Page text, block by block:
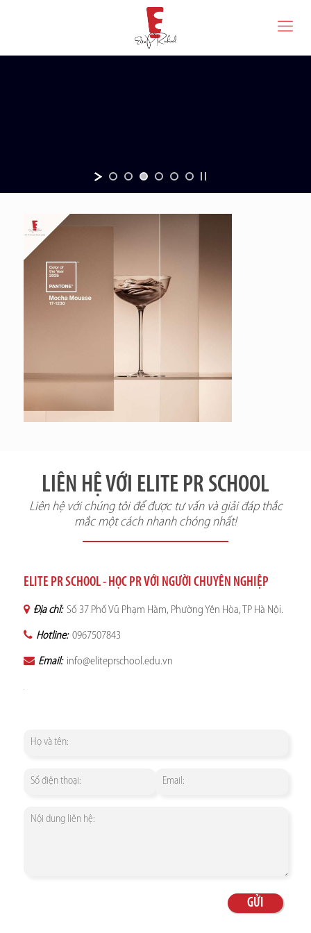
LIÊN HỆ VỚI ELITE PR SCHOOL
Liên hệ với chúng tôi để được tư vấn và giải đáp thắc
mắc một cách nhanh chóng nhất!
ELITE PR SCHOOL - HỌC PR VỚI NGƯỜI CHUYÊN NGHIỆP
Địa chỉ: Số 37 Phố Vũ Phạm Hàm, Phường Yên Hòa, TP Hà Nội.
Hotline: 0967507843
Email: info@eliteprschool.edu.vn